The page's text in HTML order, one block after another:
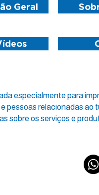
Geral
especialmente para
pessoas relacionadas ao
sobre os serviços e